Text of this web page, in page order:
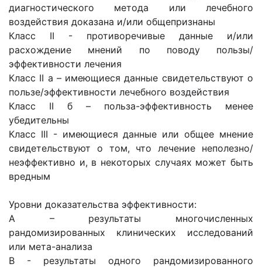
диагностического метода или лечебного
воздействия доказана и/или общепризнаны
Класс II - противоречивые данные и/или
расхождение мнений по поводу пользы/
эффективности лечения
Класс II а – имеющиеся данные свидетельствуют о
пользе/эффективности лечебного воздействия
Класс II б – польза-эффективность менее
убедительны
Класс III - имеющиеся данные или общее мнение
свидетельствуют о том, что лечение неполезно/
неэффективно и, в некоторых случаях может быть
вредным
Уровни доказательства эффективности:
А – результаты многочисленных
рандомизированных клинических исследований
или мета-анализа
В - результаты одного рандомизированного